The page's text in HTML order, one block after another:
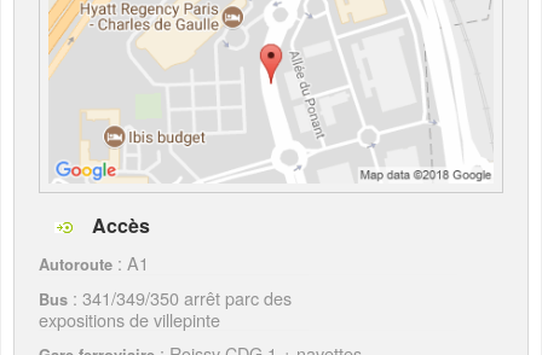
Accès
Autoroute : A1
Bus : 341/349/350 arrêt parc des
expositions de villepinte